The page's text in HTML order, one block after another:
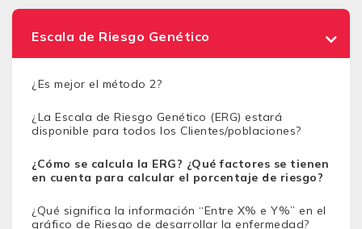
Escala de Riesgo Genético
¿Es mejor el método 2?
¿La Escala de Riesgo Genético (ERG) estará
disponible para todos los Clientes/poblaciones?
¿Cómo se calcula la ERG? ¿Qué factores se tienen
en cuenta para calcular el porcentaje de riesgo?
¿Qué significa la información “Entre X% e Y%” en el
gráfico de Riesgo de desarrollar la enfermedad?